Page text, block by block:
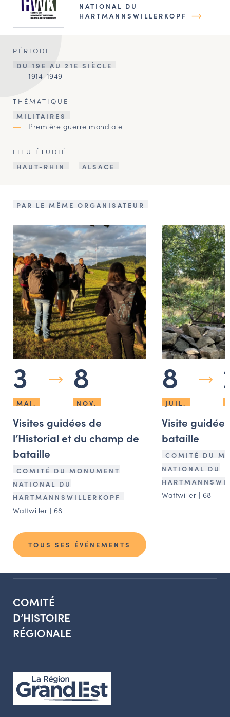
NATIONAL DU
HARTMANNSWILLERKOPF
PÉRIODE
DU 19E AU 21E SIÈCLE
1914-1949
THÉMATIQUE
MILITAIRES
Première guerre mondiale
LIEU ÉTUDIÉ
HAUT-RHIN
ALSACE
PAR LE MÊME ORGANISATEUR
3
MAI.
8
NOV.
Visites guidées de
l’Historial et du champ de
bataille
COMITÉ DU MONUMENT
NATIONAL DU
HARTMANNSWILLERKOPF
Wattwiller | 68
8
JUIL.
Visite guidée
bataille
COMITÉ DU
NATIONAL DU
Wattwiller | 68
TOUS SES ÉVÉNEMENTS
COMITÉ
D’HISTOIRE
RÉGIONALE